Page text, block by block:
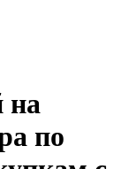
на
по